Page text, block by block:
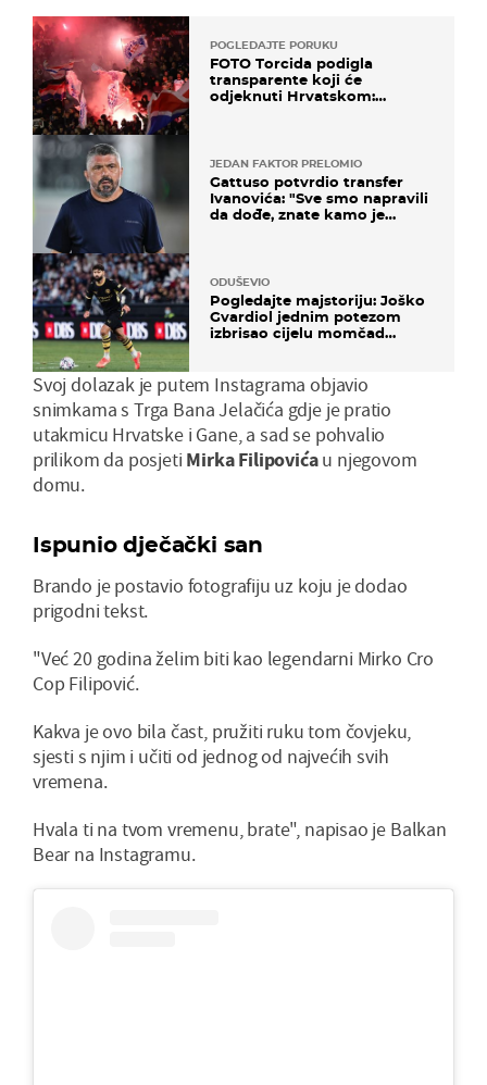
POGLEDAJTE PORUKU
FOTO Torcida podigla
transparente koji će
odjeknuti Hrvatskom:
JEDAN FAKTOR PRELOMIO
Gattuso potvrdio transfer
Ivanovića: "Sve smo napravili
da dođe, znate kamo je
ODUŠEVIO
Pogledajte majstoriju: Joško
Gvardiol jednim potezom
izbrisao cijelu momčad
Svoj dolazak je putem Instagrama objavio
snimkama s Trga Bana Jelačića gdje je pratio
utakmicu Hrvatske i Gane, a sad se pohvalio
prilikom da posjeti Mirka Filipovićau njegovom
domu.
Ispunio dječački san
Brando je postavio fotografiju uz koju je dodao
prigodni tekst.
"Već 20 godina želim biti kao legendarni Mirko Cro
Cop Filipović.
Kakva je ovo bila čast, pružiti ruku tom čovjeku,
sjesti s njim i učiti od jednog od najvećih svih
vremena.
Hvala ti na tvom vremenu, brate", napisao je Balkan
Bear na Instagramu.